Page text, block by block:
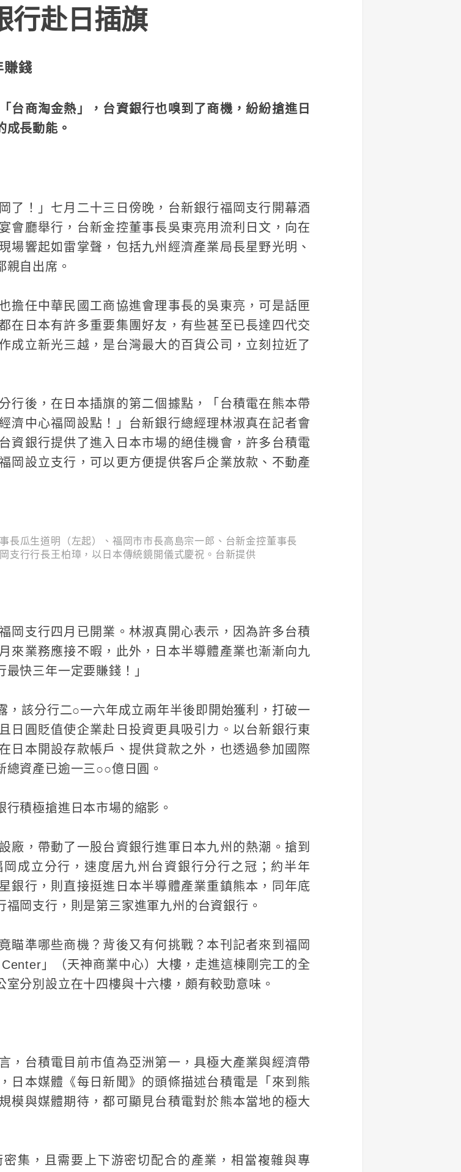
行赴日插旗
賺錢
台商淘金熱」，台資銀行也嗅到了商機，紛紛搶進日
成長動能。
了！」七月二十三日傍晚，台新銀行福岡支行開幕酒
會廳舉行，台新金控董事長吳東亮用流利日文，向在
場響起如雷掌聲，包括九州經濟產業局長星野光明、
自出席。
擔任中華民國工商協進會理事長的吳東亮，可是話匣
在日本有許多重要集團好友，有些甚至已長達四代交
成立新光三越，是台灣最大的百貨公司，立刻拉近了
行後，在日本插旗的第二個據點，「台積電在熊本帶
濟中心福岡設點！」台新銀行總經理林淑真在記者會
資銀行提供了進入日本市場的絕佳機會，許多台積電
岡設立支行，可以更方便提供客戶企業放款、不動產
長瓜生道明（左起）、福岡市市長高島宗一郎、台新金控董事長
支行行長王柏璋，以日本傳統鏡開儀式慶祝。台新提供
岡支行四月已開業。林淑真開心表示，因為許多台積
來業務應接不暇，此外，日本半導體產業也漸漸向九
快三年一定要賺錢！」
，該分行二○一六年成立兩年半後即開始獲利，打破一
日圓貶值使企業赴日投資更具吸引力。以台新銀行東
日本開設存款帳戶、提供貸款之外，也透過參加國際
資產已逾一三○○億日圓。
積極搶進日本市場的縮影。
廠，帶動了一股台資銀行進軍日本九州的熱潮。搶到
成立分行，速度居九州台資銀行分行之冠；約半年
銀行，則直接挺進日本半導體產業重鎮熊本，同年底
岡支行，則是第三家進軍九州的台資銀行。
瞄準哪些商機？背後又有何挑戰？本刊記者來到福岡
」（天神商業中心）大樓，走進這棟剛完工的全
分別設立在十四樓與十六樓，頗有較勁意味。
，台積電目前市值為亞洲第一，具極大產業與經濟帶
日本媒體《每日新聞》的頭條描述台積電是「來到熊
模與媒體期待，都可顯見台積電對於熊本當地的極大
集，且需要上下游密切配合的產業，相當複雜與專